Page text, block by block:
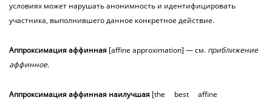
условиях может нарушать анонимность и идентифицировать
участника, выполнившего данное конкретное действие.
Аппроксимацияаффинная [affine approximation] — см. приближение
аффинное.
Аппроксимация аффинная наилучшая [the best affine